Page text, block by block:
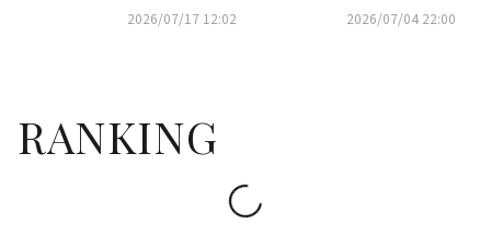
2026/07/17 12:02
表紙モデルを務め話題2026/07/04 22:00
RANKING